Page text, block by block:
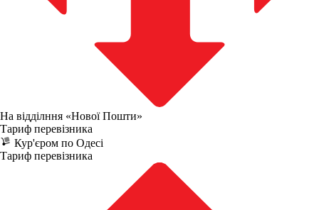
На відділння «Нової Пошти»
Тариф перевізника
Кур'єром по Одесі
Тариф перевізника